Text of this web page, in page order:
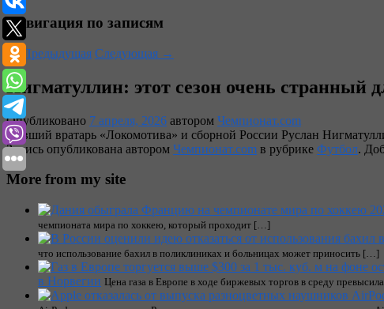
Навигация по записям
←Предыдущая Следующая →
Нигматуллин: этот сезон очень
Опубликовано 7 апреля, 2026 автором Чемпионат.com
Бывший вратарь «Локомотива» и сборной России Руслан
Запись опубликована автором Чемпионат.com в рубрике Футбол.
More from my site
чемпионата мира по хоккею, который проходит […]
что использование бахил в поликлиниках и больницах может приносить […]
в Норвегии Цена газа в Европе в ходе биржевых торгов в среду